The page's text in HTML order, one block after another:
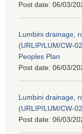
Post date: 06/03/
Lumbini drainage,
(URLIP/LUM/CW-
Peoples Plan
Post date: 06/03/
Lumbini drainage,
(URLIP/LUM/CW-
Post date: 06/03/